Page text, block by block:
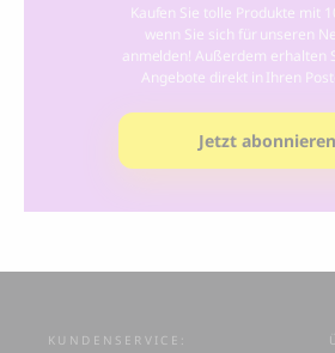
Kaufen Sie tolle Produkte mit
wenn Sie sich für unseren
anmelden! Außerdem erhalten
Angebote direkt in Ihren
Jetzt abonnieren
KUNDENSERVICE: